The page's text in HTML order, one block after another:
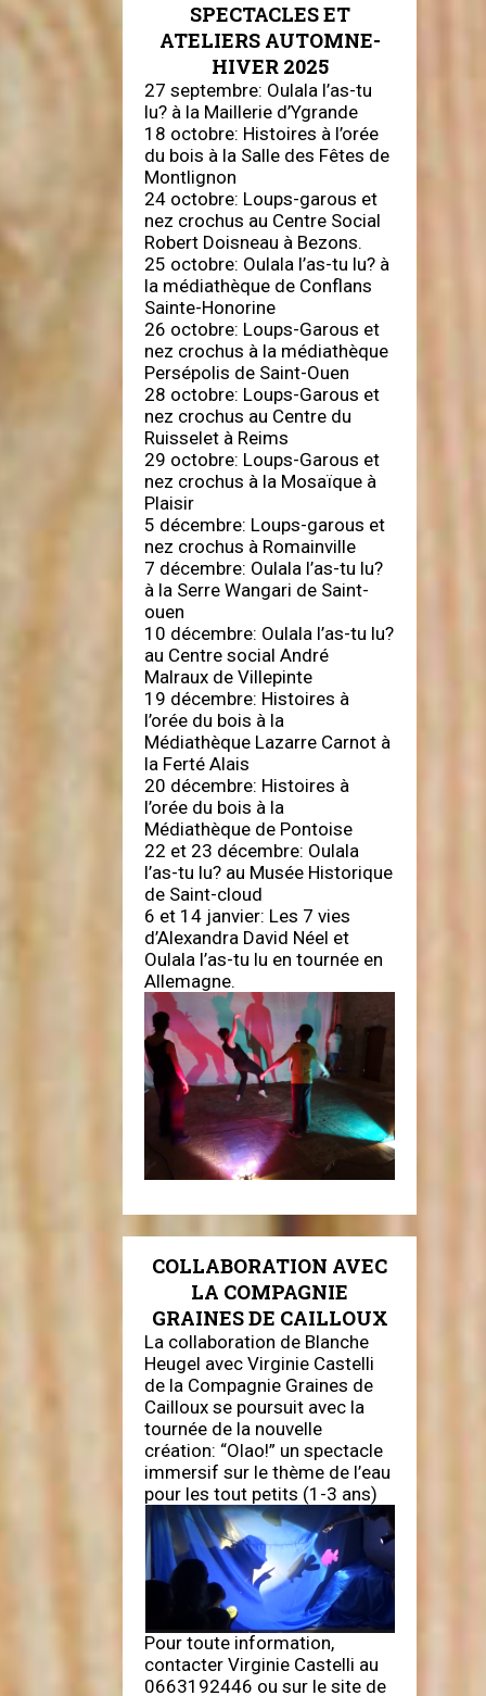
SPECTACLES ET
ATELIERS AUTOMNE-
HIVER 2025
27 septembre: Oulala l’as-tu
lu? à la Maillerie d’Ygrande
18 octobre: Histoires à l’orée
du bois à la Salle des Fêtes de
Montlignon
24 octobre: Loups-garous et
nez crochus au Centre Social
Robert Doisneau à Bezons.
25 octobre: Oulala l’as-tu lu? à
la médiathèque de Conflans
Sainte-Honorine
26 octobre: Loups-Garous et
nez crochus à la médiathèque
Persépolis de Saint-Ouen
28 octobre: Loups-Garous et
nez crochus au Centre du
Ruisselet à Reims
29 octobre: Loups-Garous et
nez crochus à la Mosaïque à
Plaisir
5 décembre: Loups-garous et
nez crochus à Romainville
7 décembre: Oulala l’as-tu lu?
à la Serre Wangari de Saint-
ouen
10 décembre: Oulala l’as-tu lu?
au Centre social André
Malraux de Villepinte
19 décembre: Histoires à
l’orée du bois à la
Médiathèque Lazarre Carnot à
la Ferté Alais
20 décembre: Histoires à
l’orée du bois à la
Médiathèque de Pontoise
22 et 23 décembre: Oulala
l’as-tu lu? au Musée Historique
de Saint-cloud
6 et 14 janvier: Les 7 vies
d’Alexandra David Néel et
Oulala l’as-tu lu en tournée en
Allemagne.
COLLABORATION AVEC
LA COMPAGNIE
GRAINES DE CAILLOUX
La collaboration de Blanche
Heugel avec Virginie Castelli
de la Compagnie Graines de
Cailloux se poursuit avec la
tournée de la nouvelle
création: “Olao!” un spectacle
immersif sur le thème de l’eau
pour les tout petits (1-3 ans)
Pour toute information,
contacter Virginie Castelli au
0663192446 ou sur le site de